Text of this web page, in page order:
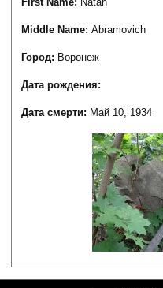
Middle Name:Abramovich
Город: Воронеж
Дата рождения:
Дата смерти: Май 10, 1934